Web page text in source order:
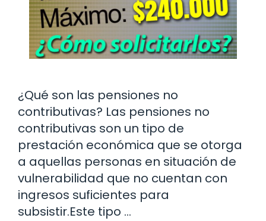
¿Qué son las pensiones no
contributivas? Las pensiones no
contributivas son un tipo de
prestación económica que se otorga
a aquellas personas en situación de
vulnerabilidad que no cuentan con
ingresos suficientes para
subsistir.Este tipo …